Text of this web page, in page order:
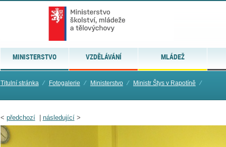
MINISTERSTVO VZDĚLÁVÁNÍ MLÁDEŽ
Titulní stránka ⁄ Fotogalerie ⁄ Ministerstvo ⁄ Ministr Štys v Rapotíně ⁄
< předchozí| následující>